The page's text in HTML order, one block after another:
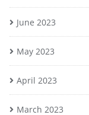
June 2023
May 2023
April 2023
March 2023